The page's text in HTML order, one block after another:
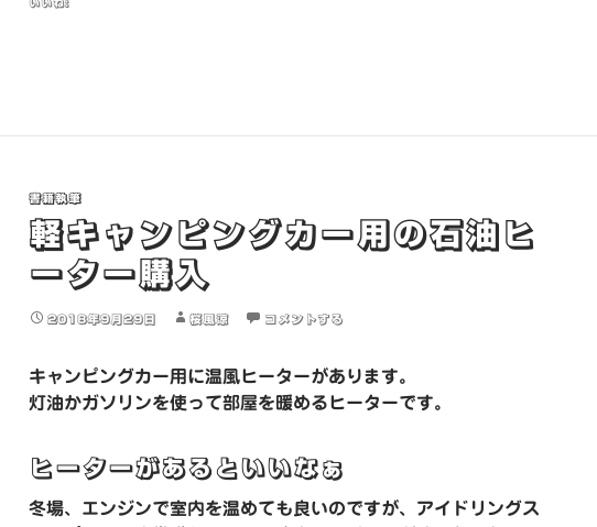
いいね:
書籍執筆
軽キャンピングカー用の石油ヒ
ーター購入
2018年9月29日 桜風涼 コメントする
キャンピングカー用に温風ヒーターがあります。
灯油かガソリンを使って部屋を暖めるヒーターです。
ヒーターがあるといいなぁ
冬場、エンジンで室内を温めても良いのですが、アイドリングス